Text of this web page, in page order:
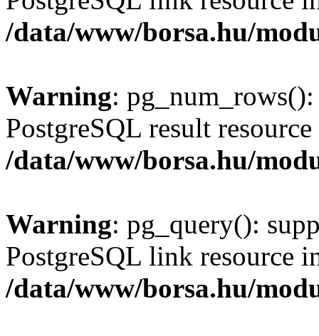
/data/www/borsa.hu/
Warning:
PostgreSQL result
/data/www/borsa.hu/
Warning: pg_query():
PostgreSQL link resource
/data/www/borsa.hu/